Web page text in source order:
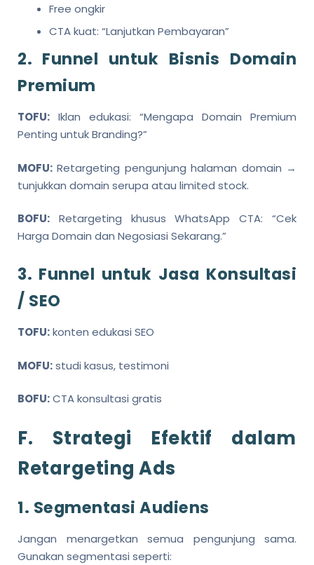
Free ongkir
CTA kuat: “Lanjutkan Pembayaran”
2. Funnel untuk Bisnis Domain
Premium
TOFU: Iklan edukasi: “Mengapa Domain Premium
Penting untuk Branding?”
MOFU: Retargeting pengunjung halaman domain →
tunjukkan domain serupa atau limited stock.
BOFU: Retargeting khusus WhatsApp CTA: “Cek
Harga Domain dan Negosiasi Sekarang.”
3. Funnel untuk Jasa Konsultasi
/ SEO
TOFU:konten edukasi SEO
MOFU:studi kasus, testimoni
BOFU:CTA konsultasi gratis
F. Strategi Efektif dalam
Retargeting Ads
1. Segmentasi Audiens
Jangan menargetkan semua pengunjung sama.
Gunakan segmentasi seperti: